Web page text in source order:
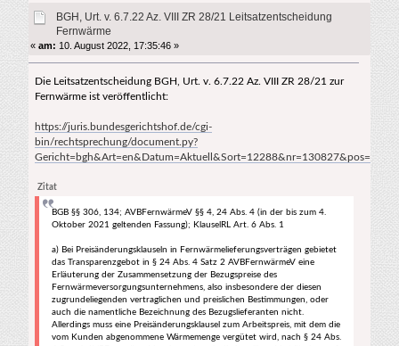
BGH, Urt. v. 6.7.22 Az. VIII ZR 28/21 Leitsatzentscheidung
Fernwärme
«am: 10. August 2022, 17:35:46 »
Die Leitsatzentscheidung BGH, Urt. v. 6.7.22 Az. VIII ZR 28/21 zur
Fernwärme ist veröffentlicht:
https://juris.bundesgerichtshof.de/cgi-
bin/rechtsprechung/document.py?
Zitat
BGB §§ 306, 134; AVBFernwärmeV §§ 4, 24 Abs. 4 (in der bis zum 4.
Oktober 2021 geltenden Fassung); KlauselRL Art. 6 Abs. 1
a) Bei Preisänderungsklauseln in Fernwärmelieferungsverträgen gebietet
das Transparenzgebot in § 24 Abs. 4 Satz 2 AVBFernwärmeV eine
Erläuterung der Zusammensetzung der Bezugspreise des
Fernwärmeversorgungsunternehmens, also insbesondere der diesen
zugrundeliegenden vertraglichen und preislichen Bestimmungen, oder
auch die namentliche Bezeichnung des Bezugslieferanten nicht.
Allerdings muss eine Preisänderungsklausel zum Arbeitspreis, mit dem die
vom Kunden abgenommene Wärmemenge vergütet wird, nach § 24 Abs.